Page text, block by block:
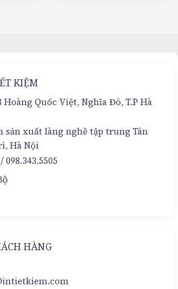
KIỆM
Hoàng Quốc Việt, Nghĩa Đô, T.P Hà
sản xuất làng nghề tập trung Tân
Hà Nội
/098.343.5505
HÀNG